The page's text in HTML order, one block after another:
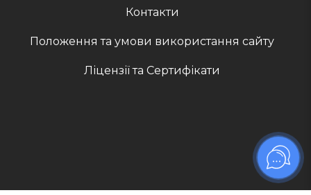
Контакти
Положення та умови використання сайту
Ліцензії та Сертифікати